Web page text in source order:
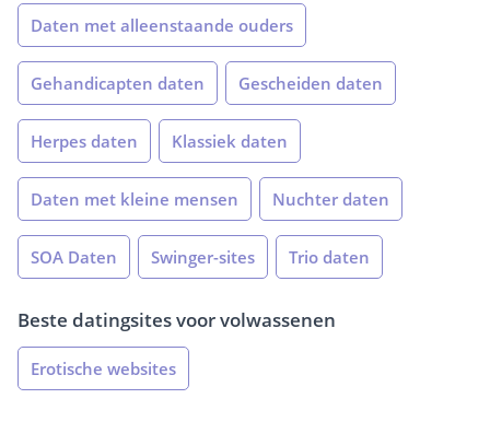
Daten met alleenstaande ouders
Gehandicapten daten Gescheiden daten
Herpes daten Klassiek daten
Daten met kleine mensen Nuchter daten
SOA Daten Swinger-sites Trio daten
Beste datingsites voor volwassenen
Erotische websites